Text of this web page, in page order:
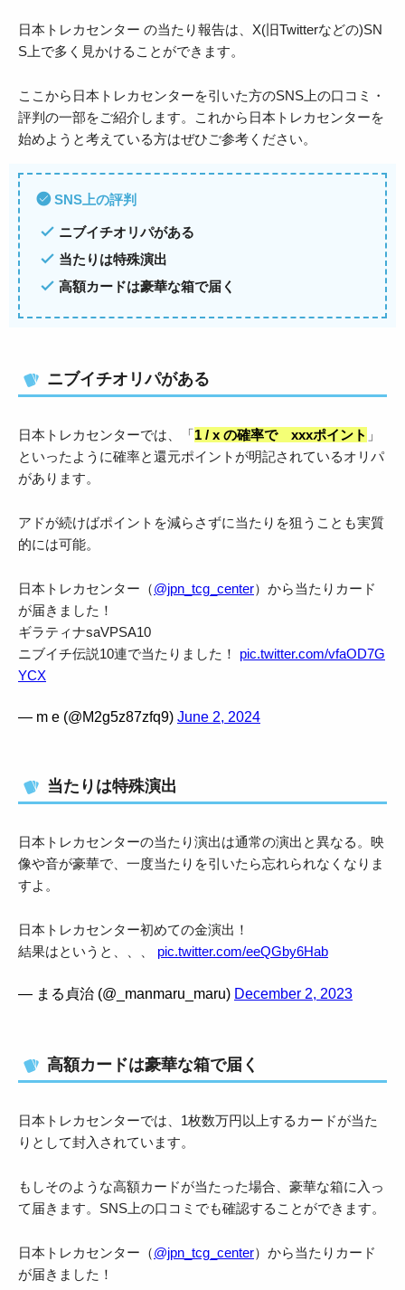
日本トレカセンター の当たり報告は、X(旧Twitterなどの)SN
S上で多く見かけることができます。
ここから日本トレカセンターを引いた方のSNS上の口コミ・
評判の一部をご紹介します。これから日本トレカセンターを
始めようと考えている方はぜひご参考ください。
SNS上の評判
ニブイチオリパがある
当たりは特殊演出
高額カードは豪華な箱で届く
ニブイチオリパがある
日本トレカセンターでは、「1 / x の確率で xxxポイント 」
といったように確率と還元ポイントが明記されているオリパ
があります。
アドが続けばポイントを減らさずに当たりを狙うことも実質
的には可能。
日本トレカセンター（@jpn_tcg_center）から当たりカード
が届きました！
ギラティナsaVPSA10
ニブイチ伝説10連で当たりました！ pic.twitter.com/vfaOD7G
YCX
— m e (@M2g5z87zfq9) June 2, 2024
当たりは特殊演出
日本トレカセンターの当たり演出は通常の演出と異なる。映
像や音が豪華で、一度当たりを引いたら忘れられなくなりま
すよ。
日本トレカセンター初めての金演出！
結果はというと、、、 pic.twitter.com/eeQGby6Hab
— まる貞治 (@_manmaru_maru) December 2, 2023
高額カードは豪華な箱で届く
日本トレカセンターでは、1枚数万円以上するカードが当た
りとして封入されています。
もしそのような高額カードが当たった場合、豪華な箱に入っ
て届きます。SNS上の口コミでも確認することができます。
日本トレカセンター（@jpn_tcg_center）から当たりカード
が届きました！